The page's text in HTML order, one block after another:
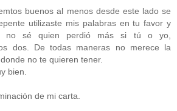
buenos al menos desde este lado se
utilizaste mis palabras en tu favor y
no sé quien perdió más si tú o yo,
dos. De todas maneras no merece la
no te quieren tener.
bien.
de mi carta.